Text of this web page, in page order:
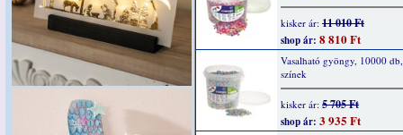
kisker ár: 11 010 Ft
shop ár: 8 810 Ft
Vasalható gyöngy, 10000
színek
kisker ár: 5 705 Ft
shop ár: 3 935 Ft